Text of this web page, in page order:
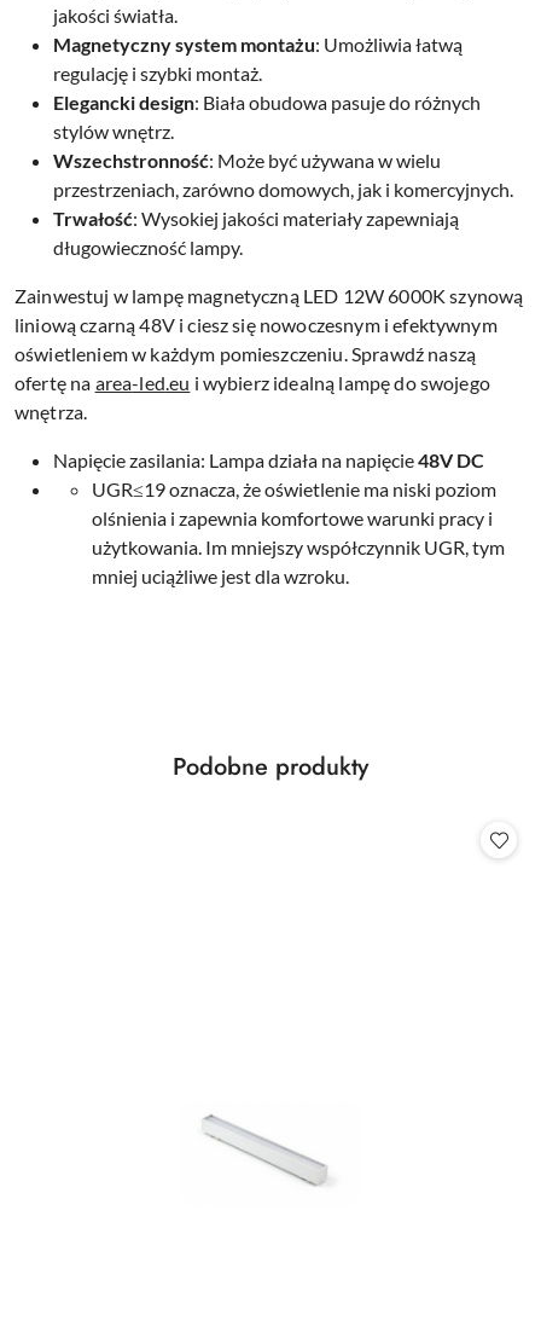
jakości światła.
Magnetyczny system montażu: Umożliwia łatwą
regulację i szybki montaż.
Elegancki design: Biała obudowa pasuje do różnych
stylów wnętrz.
Wszechstronność: Może być używana w wielu
przestrzeniach, zarówno domowych, jak i komercyjnych.
Trwałość: Wysokiej jakości materiały zapewniają
długowieczność lampy.
Zainwestuj w lampę magnetyczną LED 12W 6000K szynową
liniową czarną 48V i ciesz się nowoczesnym i efektywnym
oświetleniem w każdym pomieszczeniu. Sprawdź naszą
ofertę na area-led.eu i wybierz idealną lampę do swojego
wnętrza.
Napięcie zasilania: Lampa działa na napięcie48V DC
UGR≤19 oznacza, że oświetlenie ma niski poziom
olśnienia i zapewnia komfortowe warunki pracy i
użytkowania. Im mniejszy współczynnik UGR, tym
mniej uciążliwe jest dla wzroku.
Pomiń karuzelę produktów
Produkty
Podobne produkty